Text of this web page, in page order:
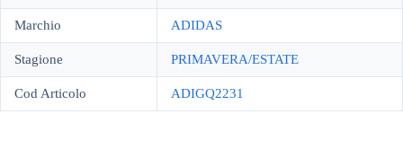
Marchio ADIDAS
Stagione PRIMAVERA/ESTATE
Cod Articolo ADIGQ2231